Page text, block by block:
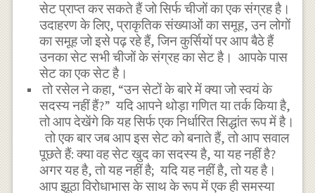
सेट प्राप्त कर सकते हैं जो सिर्फ चीजों का एक संग्रह है।
उदाहरण के लिए, प्राकृतिक संख्याओं का समूह, उन लोगों
का समूह जो इसे पढ़ रहे हैं, जिन कुर्सियों पर आप बैठे हैं
उनका सेट सभी चीजों के संग्रह का सेट है। आपके पास
सेट का एक सेट है।
तो रसेल ने कहा, “उन सेटों के बारे में क्या जो स्वयं के
सदस्य नहीं हैं?” यदि आपने थोड़ा गणित या तर्क किया है,
तो आप देखेंगे कि यह सिर्फ एक निर्धारित सिद्धांत रूप में है।
तो एक बार जब आप इस सेट को बनाते हैं, तो आप सवाल
पूछते हैं: क्या वह सेट खुद का सदस्य है, या यह नहीं है?
अगर यह है, तो यह नहीं है; यदि यह नहीं है, तो यह है।
आप झूठा विरोधाभास के साथ के रूप में एक ही समस्या